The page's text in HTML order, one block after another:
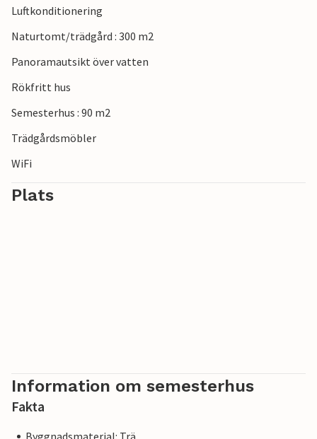
Luftkonditionering
Naturtomt/trädgård : 300 m2
Panoramautsikt över vatten
Rökfritt hus
Semesterhus : 90 m2
Trädgårdsmöbler
WiFi
Plats
Information om semesterhus
Fakta